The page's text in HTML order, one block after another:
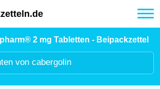
2 mg Tabletten - Beipackzettel
von cabergolin